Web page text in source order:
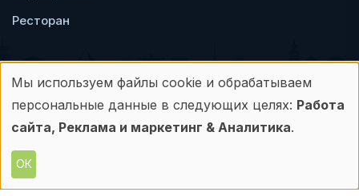
Ресторан
Пользовательское
соглашение
Политика
конфиденциальности
Любое использование материалов с данного
Использование
персональных
данных
Мы используем файлы cookie и обрабатываем
персональные данные в следующих целях: Работа
сайта, Реклама и маркетинг & Аналитика.
ОК